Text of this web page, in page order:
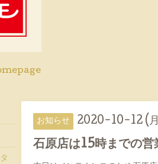
お知らせ 2020-10-12 (
石原店は15時までの営